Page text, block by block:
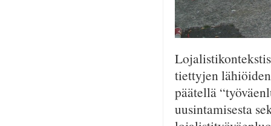
tiettyjen
päätellä
uusintamisesta